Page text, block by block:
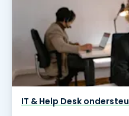
IT & Help Desk